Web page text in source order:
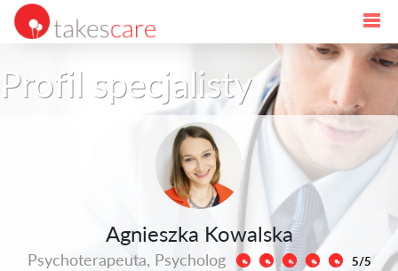
Profil specjalisty
Agnieszka Kowalska
Psychoterapeuta, Psycholog 5/5